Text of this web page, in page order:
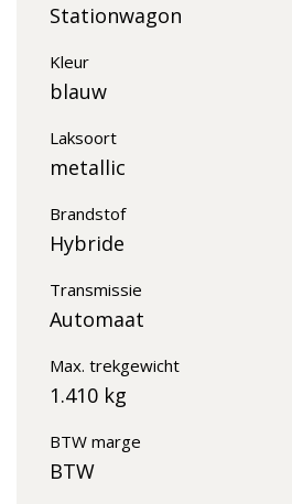
Stationwagon
Kleur
blauw
Laksoort
metallic
Brandstof
Hybride
Transmissie
Automaat
Max. trekgewicht
1.410 kg
BTW marge
BTW